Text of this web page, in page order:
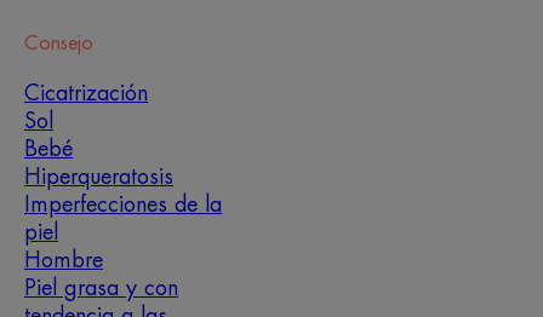
Consejo
Cicatrización
Sol
Bebé
Hiperqueratosis
Imperfecciones de la
piel
Hombre
Piel grasa y con